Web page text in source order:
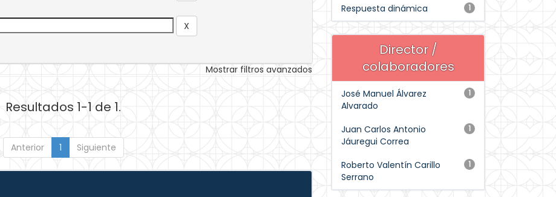
Mostrar filtros avanzados
Resultados 1-1 de 1.
Anterior 1 Siguiente
1
Respuesta dinámica
Director /
colaboradores
1
José Manuel Álvarez
Alvarado
1
Juan Carlos Antonio
Jáuregui Correa
1
Roberto Valentín Carillo
Serrano